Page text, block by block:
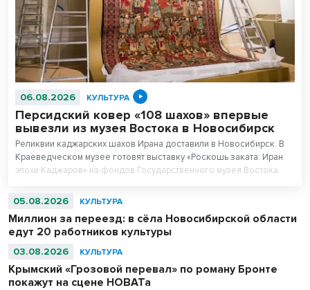
06.08.2026 КУЛЬТУРА
Персидский ковер «108 шахов» впервые
вывезли из музея Востока в Новосибирск
Реликвии каджарских шахов Ирана доставили в Новосибирск. В
Краеведческом музее готовят выставку «Роскошь заката: Иран
эпохи Каджаров» из фондов Государственного музея Востока.
сотканный для последнего шаха династии – 11-летнего Султан
05.08.2026 КУЛЬТУРА
Миллион за переезд: в сёла Новосибирской области
едут 20 работников культуры
03.08.2026 КУЛЬТУРА
Крымский «Грозовой перевал» по роману Бронте
покажут на сцене НОВАТа